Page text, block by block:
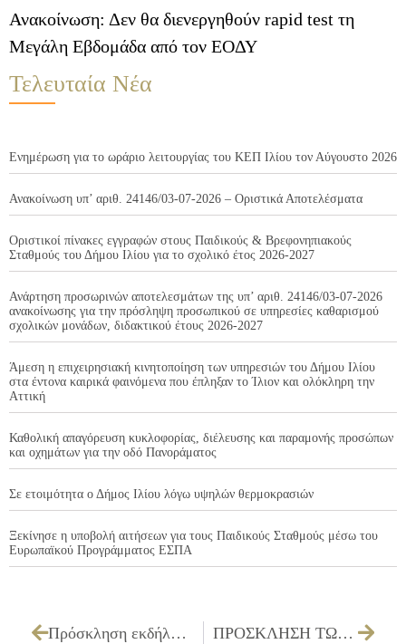
Ανακοίνωση: Δεν θα διενεργηθούν rapid test τη
Μεγάλη Εβδομάδα από τον ΕΟΔΥ
Τελευταία Νέα
Ενημέρωση για το ωράριο λειτουργίας του ΚΕΠ Ιλίου τον Αύγουστο 2026
Ανακοίνωση υπ’ αριθ. 24146/03-07-2026 – Οριστικά Αποτελέσματα
Οριστικοί πίνακες εγγραφών στους Παιδικούς & Βρεφονηπιακούς
Σταθμούς του Δήμου Ιλίου για το σχολικό έτος 2026-2027
Ανάρτηση προσωρινών αποτελεσμάτων της υπ’ αριθ. 24146/03-07-2026
ανακοίνωσης για την πρόσληψη προσωπικού σε υπηρεσίες καθαρισμού
σχολικών μονάδων, διδακτικού έτους 2026-2027
Άμεση η επιχειρησιακή κινητοποίηση των υπηρεσιών του Δήμου Ιλίου
στα έντονα καιρικά φαινόμενα που έπληξαν το Ίλιον και ολόκληρη την
Αττική
Καθολική απαγόρευση κυκλοφορίας, διέλευσης και παραμονής προσώπων
και οχημάτων για την οδό Πανοράματος
Σε ετοιμότητα ο Δήμος Ιλίου λόγω υψηλών θερμοκρασιών
Ξεκίνησε η υποβολή αιτήσεων για τους Παιδικούς Σταθμούς μέσω του
Ευρωπαϊκού Προγράμματος ΕΣΠΑ
Πρόσκληση εκδήλωσης ενδιαφέροντος συμμετοχής στα τμήματα μάθησης του Κέντρου Διά Βίου Μάθησης (Κ.Δ.Β.Μ.) Δήμου Ιλίου ΠΡΟΣΚΛΗΣΗ ΤΩΝ ΜΕΛΩΝ ΤΗΣ ΟΙΚΟΝΟΜΙΚΗΣ ΕΠΙΤΡΟΠΗΣ ΓΙΑ ΤΗΝ 19/04/2022